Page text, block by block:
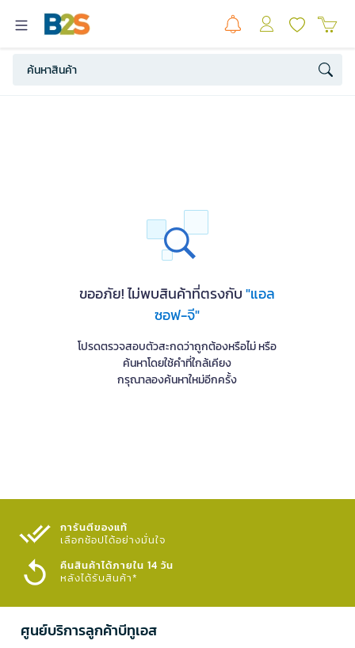
ขออภัย! ไม่พบสินค้าที่ตรงกับ"แอล
ซอฟ-จี"
โปรดตรวจสอบตัวสะกดว่าถูกต้องหรือไม่ หรือ
ค้นหาโดยใช้คำที่ใกล้เคียง
กรุณาลองค้นหาใหม่อีกครั้ง
การันตีของแท้
เลือกช้อปได้อย่างมั่นใจ​
คืนสินค้าได้ภายใน 14 วัน
หลังได้รับสินค้า*
ศูนย์บริการลูกค้าบีทูเอส